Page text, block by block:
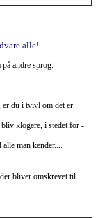
alle!
andre sprog.
du i tvivl om det er
klogere, i stedet for -
man kender....
bliver omskrevet til